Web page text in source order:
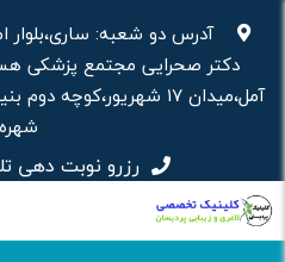
محتوا
آدرس دو شعبه: ساری،بلوار
آمل،میدان ۱۷
شهره
رزرو نوبت دهی